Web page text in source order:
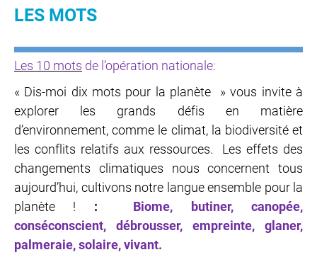
LES MOTS
Les 10 mots de l’opération nationale:
« Dis-moi dix mots pour la planète » vous invite à
explorer les grands défis en matière
d’environnement, comme le climat, la biodiversité et
les conflits relatifs aux ressources. Les effets des
changements climatiques nous concernent tous
aujourd’hui, cultivons notre langue ensemble pour la
planète ! : Biome, butiner, canopée,
conséconscient, débrousser, empreinte, glaner,
palmeraie, solaire, vivant.